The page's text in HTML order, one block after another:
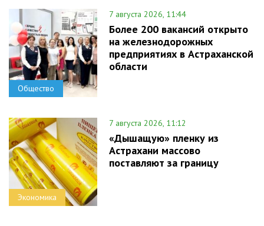
Общество
7 августа 2026, 11:44
Более 200 вакансий открыто
на железнодорожных
предприятиях в Астраханской
области
Экономика
7 августа 2026, 11:12
«Дышащую» пленку из
Астрахани массово
поставляют за границу